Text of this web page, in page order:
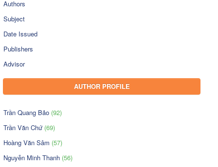
Authors
Subject
Date Issued
Publishers
Advisor
AUTHOR PROFILE
Trần Quang Bảo (92)
Trần Văn Chứ (69)
Hoàng Văn Sâm (57)
Nguyễn Minh Thanh (56)